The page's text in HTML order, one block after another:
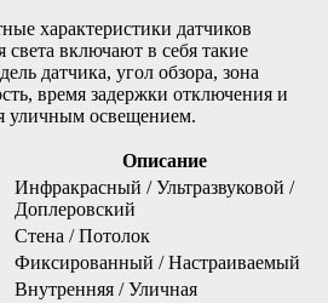
характеристики датчиков
включают в себя такие
датчика, угол обзора, зона
время задержки отключения и
уличным освещением.
Описание
Инфракрасный / Ультразвуковой /
Доплеровский
Стена / Потолок
Фиксированный / Настраиваемый
Внутренняя / Уличная